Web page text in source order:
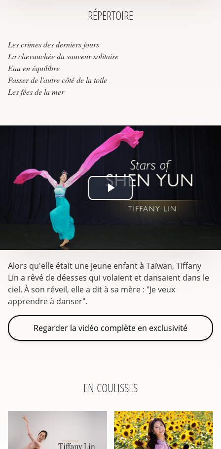
RÉPERTOIRE
Les crimes des derniers jours
La chevauchée du sauveur solitaire
Eau en équilibre
Passer de l'autre côté de la toile
Les fées de la mer
Play
Video
Alors qu'elle était une jeune enfant à Taïwan, Tiffany
Lin a rêvé de déesses qui volaient et dansaient dans le
ciel. À son réveil, elle a dit à sa mère : "Je veux
apprendre à danser".
Regarder la vidéo complète en exclusivité
EN COULISSES